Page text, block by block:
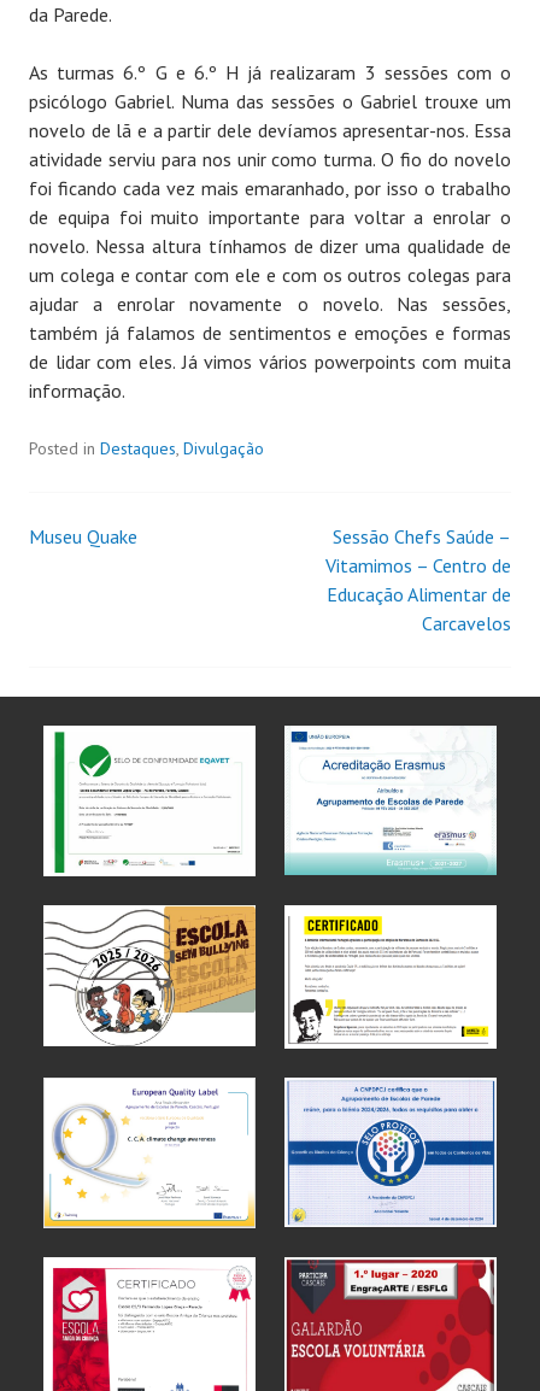
da Parede.
As turmas 6.º G e 6.º H já realizaram 3 sessões com o
psicólogo Gabriel. Numa das sessões o Gabriel trouxe um
novelo de lã e a partir dele devíamos apresentar-nos. Essa
atividade serviu para nos unir como turma. O fio do novelo
foi ficando cada vez mais emaranhado, por isso o trabalho
de equipa foi muito importante para voltar a enrolar o
novelo. Nessa altura tínhamos de dizer uma qualidade de
um colega e contar com ele e com os outros colegas para
ajudar a enrolar novamente o novelo. Nas sessões,
também já falamos de sentimentos e emoções e formas
de lidar com eles. Já vimos vários powerpoints com muita
informação.
Posted in Destaques, Divulgação
Museu Quake
Sessão Chefs Saúde –
Vitamimos – Centro de
Educação Alimentar de
Carcavelos